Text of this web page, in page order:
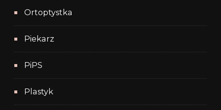
Ortoptystka
Piekarz
PiPS
Plastyk